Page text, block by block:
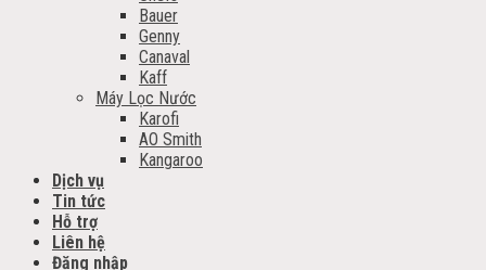
Bauer
Genny
Canaval
Kaff
Máy Lọc Nước
Karofi
AO Smith
Kangaroo
Dịch vụ
Tin tức
Hỗ trợ
Liên hệ
Đăng nhập